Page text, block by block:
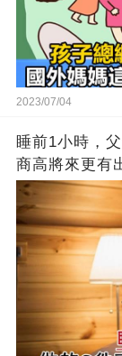
2023/07/04
睡前1小時，
商高將來更有